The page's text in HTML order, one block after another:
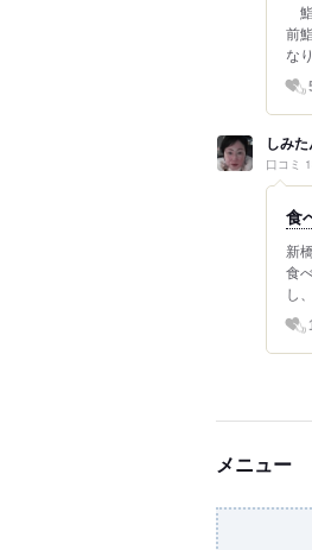
前
な
しみ
口コミ
食
新
食
し
メニュー